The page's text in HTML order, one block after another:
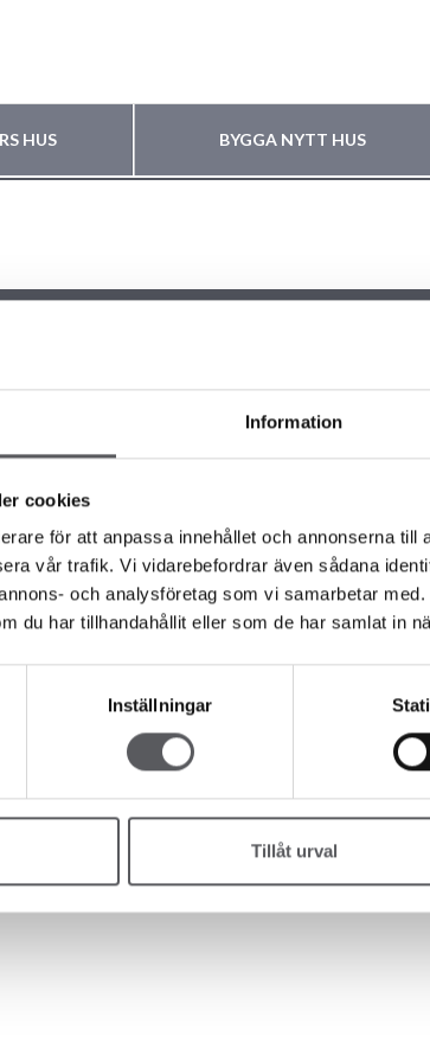
Information
cookies
för att anpassa innehållet och annonserna till
vår trafik. Vi vidarebefordrar även sådana
och analysföretag som vi samarbetar
du har tillhandahållit eller som de har samlat in
Inställningar
Tillåt urval
HUS BYGGA NYTT HUS
HUS
CARPORTS
Press
Lediga
Nyhetsbrev